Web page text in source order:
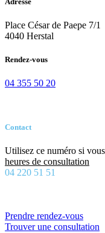
Place César de Paepe 7/1
4040 Herstal
Rendez-vous
04 355 50 20
Contact
Utilisez ce numéro si
heures de consultation
04 220 51 51
Prendre rendez-vous
Trouver une consultation